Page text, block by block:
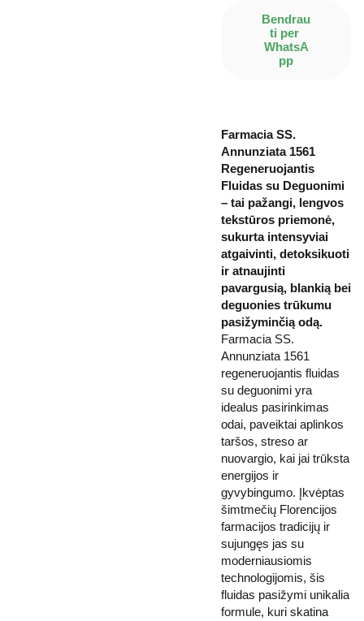
Bendrau
ti per
WhatsA
pp
Farmacia SS.
Annunziata 1561
Regeneruojantis
Fluidas su Deguonimi
– tai pažangi, lengvos
tekstūros priemonė,
sukurta intensyviai
atgaivinti, detoksikuoti
ir atnaujinti
pavargusią, blankią bei
deguonies trūkumu
pasižyminčią odą.
Farmacia SS.
Annunziata 1561
regeneruojantis fluidas
su deguonimi yra
idealus pasirinkimas
odai, paveiktai aplinkos
taršos, streso ar
nuovargio, kai jai trūksta
energijos ir
gyvybingumo. Įkvėptas
šimtmečių Florencijos
farmacijos tradicijų ir
sujungęs jas su
moderniausiomis
technologijomis, šis
fluidas pasižymi unikalia
formule, kuri skatina